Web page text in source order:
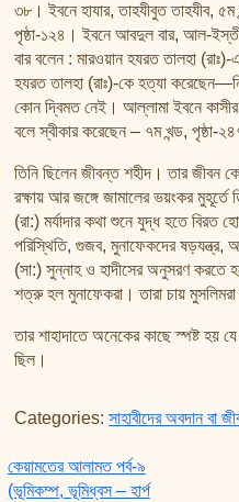
৩৮। ইবনে হাযার, তাহযীবুত তাহযীব,
পৃষ্ঠা-১২৪। ইবনে আবদুল বার, আল-
বার বলেন : মারওয়ান হযরত তালহা (রাঃ)-
হযরত তালহা (রাঃ)-কে হত্যা
কোন দ্বিমত নেই। আল্লামা ইবনে কাসীর
বলে স্বীকার করেছেন – ৭ম খন্ড, পৃষ্ঠা-
তিনি ছিলেন জীবন্ত শহীদ। তার জীবন
রক্ষায় আর জঙ্গে জামালের ভয়ংকর মুহূর্তে
(রা:) মর্যাদার কথা শুনে যুদ্ধ হতে বিরত
পরিস্থিতি, গুজব, মুনাফেকদের
(সা:) সুন্নাহ ও হাদীসের অনুসরণ করতে
শত্রু হল মুনাফেকরা। তারা চায়
তার শাহাদাতে অনেকের কাছে স্পষ্ট হয়
ছিল।
Categories: সাহাবীদের অবদান বা
Post navigation
কেয়ামতের আলামত পর্ব-৯
(ভূমিকম্প, ভূমিধ্বস – হার্প